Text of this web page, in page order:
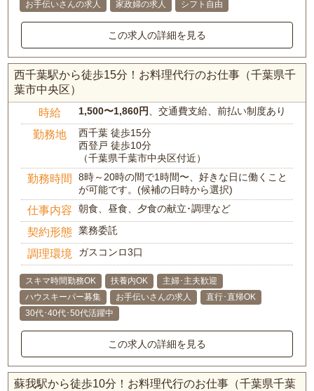
お手伝いさんの求人
家政婦の求人 シフト自由
この求人の詳細を見る
西千葉駅から徒歩15分！お料理代行のお仕事（千葉県千
葉市中央区）
時給 1,500〜1,860円 、交通費支給、前払い制度あり
勤務地
西千葉 徒歩15分
西登戸 徒歩10分
（千葉県千葉市中央区付近）
勤務時間
8時～20時の間で1時間〜、好きな日に働くこと
が可能です。(候補の日時から選択)
仕事内容 朝食、昼食、夕食の献立･調理など
契約形態 業務委託
調理環境 ガスコンロ3口
スキマ時間勤務OK 扶養内OK
主婦･主夫歓迎
ハウスキーパー募集
お手伝いさんの求人
直行･直帰OK
30代･40代･50代活躍中
この求人の詳細を見る
蘇我駅から徒歩10分！お料理代行のお仕事（千葉県千葉